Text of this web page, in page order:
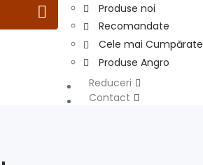
Produse noi
Recomandate
Cele mai Cumpărate
Produse Angro
Reduceri
Contact